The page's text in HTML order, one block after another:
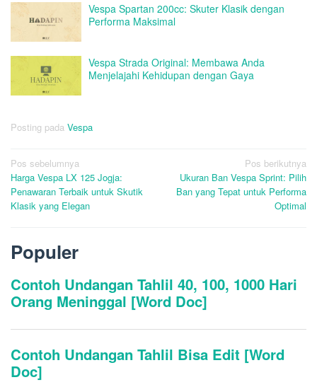
Vespa Spartan 200cc: Skuter Klasik dengan
Performa Maksimal
Vespa Strada Original: Membawa Anda
Menjelajahi Kehidupan dengan Gaya
Posting pada Vespa
Navigasi
pos
Pos sebelumnya
Harga Vespa LX 125 Jogja:
Penawaran Terbaik untuk Skutik
Klasik yang Elegan
Pos berikutnya
Ukuran Ban Vespa Sprint: Pilih
Ban yang Tepat untuk Performa
Optimal
Populer